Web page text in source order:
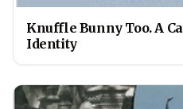
Knuffle Bunny Too. A
Identity